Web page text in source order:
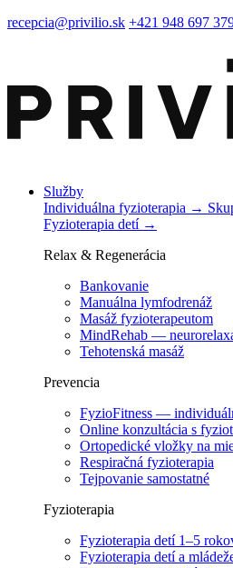
Preskočiť
recepcia@privilio.sk +421 948 697
Služby
Individuálna fyzioterapia →
Fyzioterapia detí →
Relax & Regenerácia
Bankovanie
Manuálna lymfodrenáž
Masáž fyzioterapeutom
MindRehab —
Tehotenská masáž
Prevencia
FyzioFitness —
Online konzultácia s
Ortopedické vložky na
Respiračná fyzioterapia
Tejpovanie samostatné
Fyzioterapia
Fyzioterapia detí 1–5
Fyzioterapia detí a